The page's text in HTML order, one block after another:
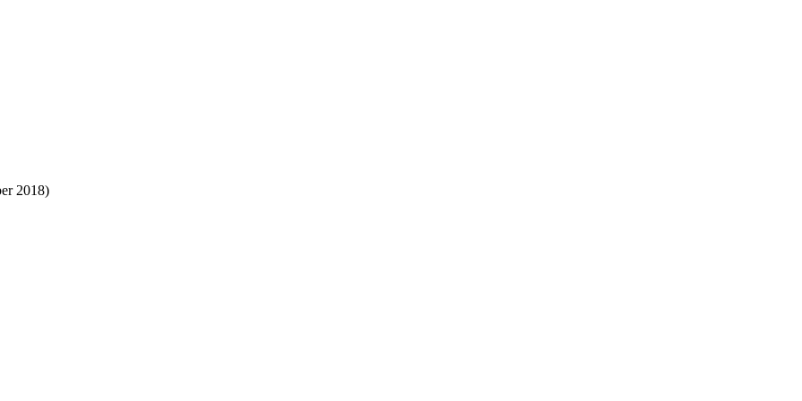
2018)